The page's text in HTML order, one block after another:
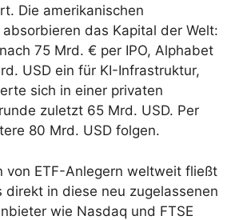
Die amerikanischen
das Kapital der Welt:
75 Mrd. € per IPO, Alphabet
USD ein für KI-Infrastruktur,
sich in einer privaten
zuletzt 65 Mrd. USD. Per
80 Mrd. USD folgen.
von ETF-Anlegern weltweit fließt
direkt in diese neu zugelassenen
wie Nasdaq und FTSE